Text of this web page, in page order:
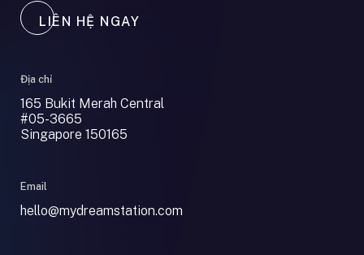
LIÊN HỆ NGAY
Địa chỉ
165 Bukit Merah Central
#05-3665
Singapore 150165
Email
hello@mydreamstation.com